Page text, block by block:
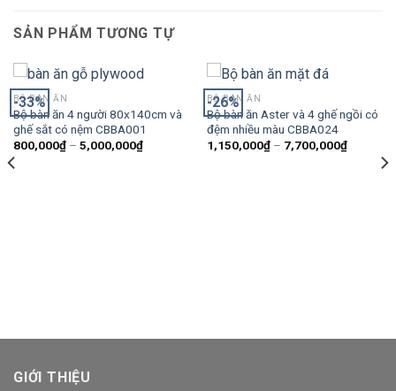
SẢN PHẨM TƯƠNG TỰ
-33%
BỘ BÀN ĂN
Bộ bàn ăn 4 người 80x140cm và
ghế sắt có nệm CBBA001
800,000₫– 5,000,000₫
-26%
BỘ BÀN ĂN
Bộ bàn ăn Aster và 4 ghế ngồi có
đệm nhiều màu CBBA024
1,150,000₫– 7,700,000₫
GIỚI THIỆU